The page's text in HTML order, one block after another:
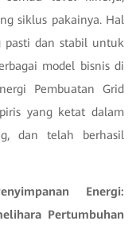
siklus pakainya. Hal
pasti dan stabil untuk
model bisnis di
Pembuatan Grid
yang ketat dalam
dan telah berhasil
Energi:
Pertumbuhan